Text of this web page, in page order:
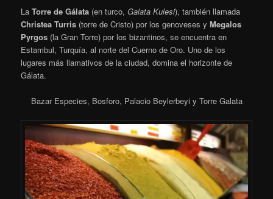
LaTorre de Gálata (en turco,Galata Kulesi), también llamada
Christea Turris (torre de Cristo) por los genoveses yMegalos
Pyrgos (la Gran Torre) por los bizantinos, se encuentra en
Estambul, Turquía, al norte del Cuerno de Oro. Uno de los
lugares más llamativos de la ciudad, domina el horizonte de
Gálata.
Bazar Especies, Bosforo, Palacio Beylerbeyi y Torre Galata